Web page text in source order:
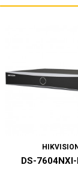
HIKVISION
DS-